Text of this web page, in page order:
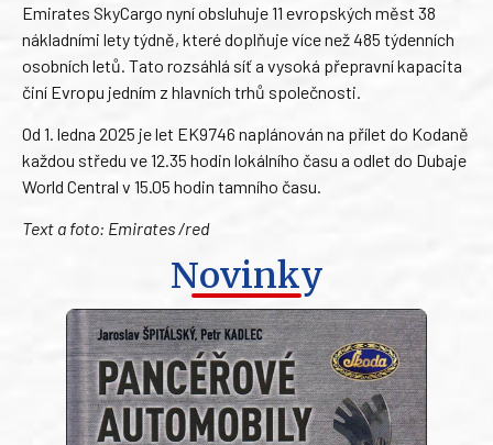
Emirates SkyCargo nyní obsluhuje 11 evropských měst 38
nákladními lety týdně, které doplňuje více než 485 týdenních
osobních letů. Tato rozsáhlá síť a vysoká přepravní kapacita
činí Evropu jedním z hlavních trhů společnosti.
Od 1. ledna 2025 je let EK9746 naplánován na přílet do Kodaně
každou středu ve 12.35 hodin lokálního času a odlet do Dubaje
World Central v 15.05 hodin tamního času.
Text a foto: Emirates /red
Novinky